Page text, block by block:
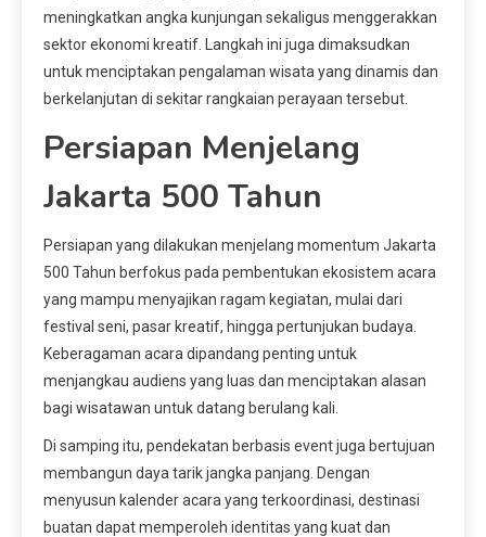
meningkatkan angka kunjungan sekaligus menggerakkan
sektor ekonomi kreatif. Langkah ini juga dimaksudkan
untuk menciptakan pengalaman wisata yang dinamis dan
berkelanjutan di sekitar rangkaian perayaan tersebut.
Persiapan Menjelang
Jakarta 500 Tahun
Persiapan yang dilakukan menjelang momentum Jakarta
500 Tahun berfokus pada pembentukan ekosistem acara
yang mampu menyajikan ragam kegiatan, mulai dari
festival seni, pasar kreatif, hingga pertunjukan budaya.
Keberagaman acara dipandang penting untuk
menjangkau audiens yang luas dan menciptakan alasan
bagi wisatawan untuk datang berulang kali.
Di samping itu, pendekatan berbasis event juga bertujuan
membangun daya tarik jangka panjang. Dengan
menyusun kalender acara yang terkoordinasi, destinasi
buatan dapat memperoleh identitas yang kuat dan